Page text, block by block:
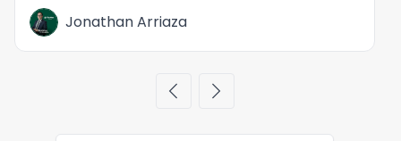
Jonathan Arriaza
chevron_left chevron_right